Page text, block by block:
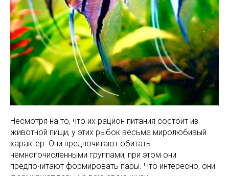
Несмотря на то, что их рацион питания состоит из
животной пищи, у этих рыбок весьма миролюбивый
характер. Они предпочитают обитать
немногочисленными группами, при этом они
предпочитают формировать пары. Что интересно, они